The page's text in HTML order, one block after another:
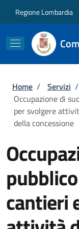
Regione Lombardia
Briciole
Home / Servizi /
Occupazione di
per svolgere
della concessione
cantieri